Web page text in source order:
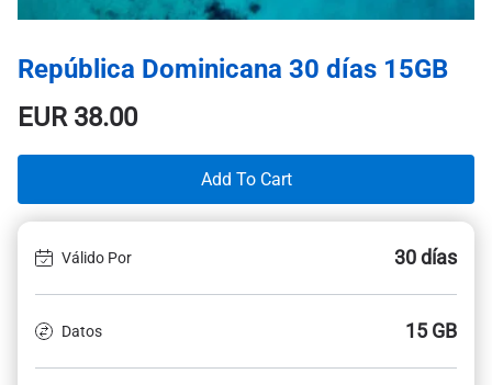
República Dominicana 30 días 15GB
EUR38.00
Add To Cart
Válido Por 30 días
Datos 15 GB